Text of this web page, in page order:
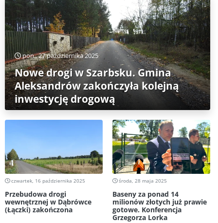
pon., 27 października 2025
Nowe drogi w Szarbsku. Gmina
Aleksandrów zakończyła kolejną
inwestycję drogową
czwartek, 16 października 2025
Przebudowa drogi
wewnętrznej w Dąbrówce
(Łączki) zakończona
środa, 28 maja 2025
Baseny za ponad 14
milionów złotych już prawie
gotowe. Konferencja
Grzegorza Lorka